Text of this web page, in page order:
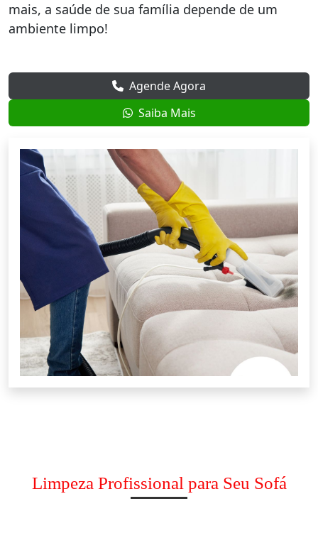
mais, a saúde de sua família depende de um
ambiente limpo!
Agende Agora
Saiba Mais
Limpeza Profissional para Seu Sofá